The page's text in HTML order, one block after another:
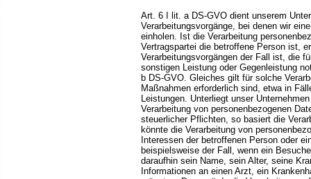
Art. 6 I lit. a DS-GVO dient unserem
Verarbeitungsvorgänge, bei denen wir
einholen. Ist die Verarbeitung
Vertragspartei die betroffene Person ist,
Verarbeitungsvorgängen der Fall ist, die
sonstigen Leistung oder Gegenleistung
b DS-GVO. Gleiches gilt für solche
Maßnahmen erforderlich sind, etwa in
Leistungen. Unterliegt unser
Verarbeitung von personenbezogenen
steuerlicher Pflichten, so basiert die
könnte die Verarbeitung von
Interessen der betroffenen Person oder
beispielsweise der Fall, wenn ein
daraufhin sein Name, sein Alter, seine
Informationen an einen Arzt, ein